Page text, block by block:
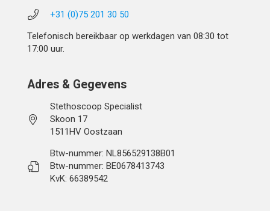
+31 (0)75 201 30 50
Telefonisch bereikbaar op werkdagen van 08:30 tot
17:00 uur.
Adres & Gegevens
Stethoscoop Specialist
Skoon 17
1511HV Oostzaan
Btw-nummer: NL856529138B01
Btw-nummer: BE0678413743
KvK: 66389542